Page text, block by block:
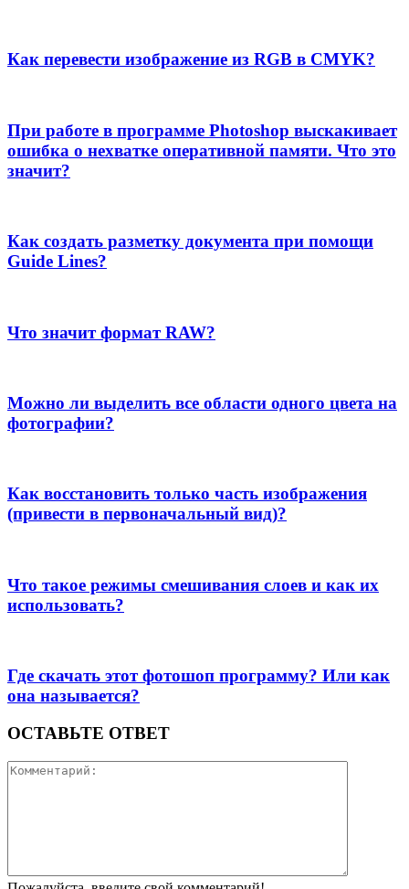
Как перевести изображение из RGB в CMYK?
При работе в программе Photoshop выскакивает
ошибка о нехватке оперативной памяти. Что это
значит?
Как создать разметку документа при помощи
Guide Lines?
Что значит формат RAW?
Можно ли выделить все области одного цвета на
фотографии?
Как восстановить только часть изображения
(привести в первоначальный вид)?
Что такое режимы смешивания слоев и как их
использовать?
Где скачать этот фотошоп программу? Или как
она называется?
ОСТАВЬТЕ ОТВЕТ